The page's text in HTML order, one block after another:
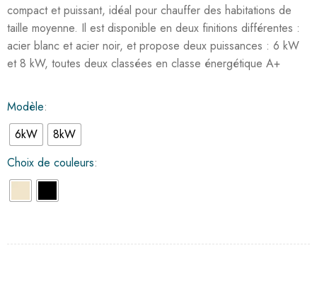
compact et puissant, idéal pour chauffer des habitations de
taille moyenne. Il est disponible en deux finitions différentes :
acier blanc et acier noir, et propose deux puissances : 6 kW
et 8 kW, toutes deux classées en classe énergétique A+
Modèle
6kW
8kW
Choix de couleurs